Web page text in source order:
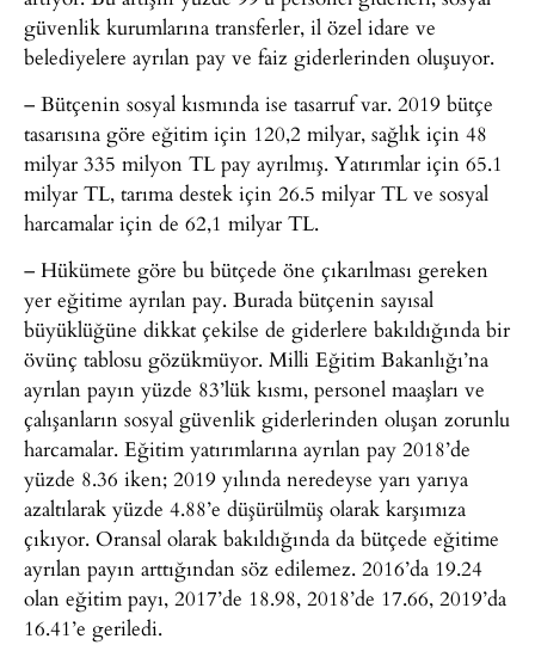
güvenlik kurumlarına transferler, il özel idare ve
belediyelere ayrılan pay ve faiz giderlerinden oluşuyor.
– Bütçenin sosyal kısmında ise tasarruf var. 2019 bütçe
tasarısına göre eğitim için 120,2 milyar, sağlık için 48
milyar 335 milyon TL pay ayrılmış. Yatırımlar için 65.1
milyar TL, tarıma destek için 26.5 milyar TL ve sosyal
harcamalar için de 62,1 milyar TL.
– Hükümete göre bu bütçede öne çıkarılması gereken
yer eğitime ayrılan pay. Burada bütçenin sayısal
büyüklüğüne dikkat çekilse de giderlere bakıldığında bir
övünç tablosu gözükmüyor. Milli Eğitim Bakanlığı’na
ayrılan payın yüzde 83’lük kısmı, personel maaşları ve
çalışanların sosyal güvenlik giderlerinden oluşan zorunlu
harcamalar. Eğitim yatırımlarına ayrılan pay 2018’de
yüzde 8.36 iken; 2019 yılında neredeyse yarı yarıya
azaltılarak yüzde 4.88’e düşürülmüş olarak karşımıza
çıkıyor. Oransal olarak bakıldığında da bütçede eğitime
ayrılan payın arttığından söz edilemez. 2016’da 19.24
olan eğitim payı, 2017’de 18.98, 2018’de 17.66, 2019’da
16.41’e geriledi.